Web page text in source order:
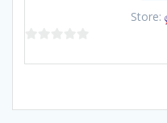
Store: